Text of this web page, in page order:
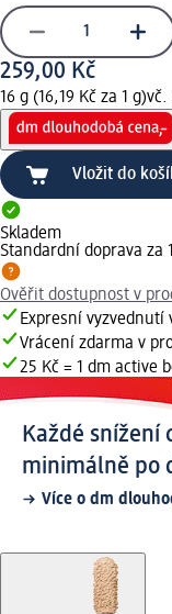
259,00 Kč
16 g (16,19 Kč za 1 g)vč.
Vložit do
Skladem
Standardní doprava za
Ověřit dostupnost v
Expresní
Vrácení zdarma v
25 Kč = 1 dm active
Každé snížení
minimálně po
Více o dm